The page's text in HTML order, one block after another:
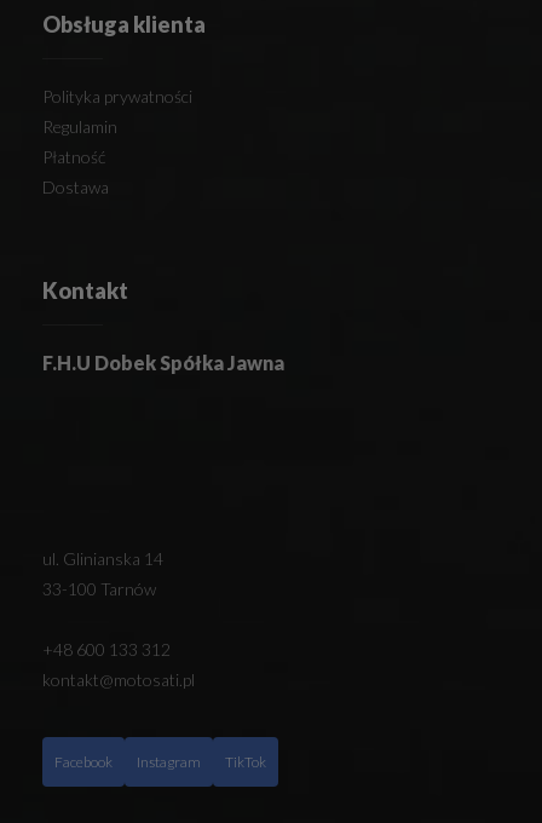
Obsługa klienta
Polityka prywatności
Regulamin
Płatność
Dostawa
Kontakt
F.H.U Dobek Spółka Jawna
ul. Glinianska 14
33-100 Tarnów
+48 600 133 312
kontakt@motosati.pl
Facebook Instagram TikTok